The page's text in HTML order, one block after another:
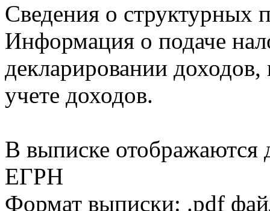
Сведения о структурных
Информация о подаче
декларировании доходов,
учете доходов.
В выписке
ЕГРН
Формат выписки: .pdf